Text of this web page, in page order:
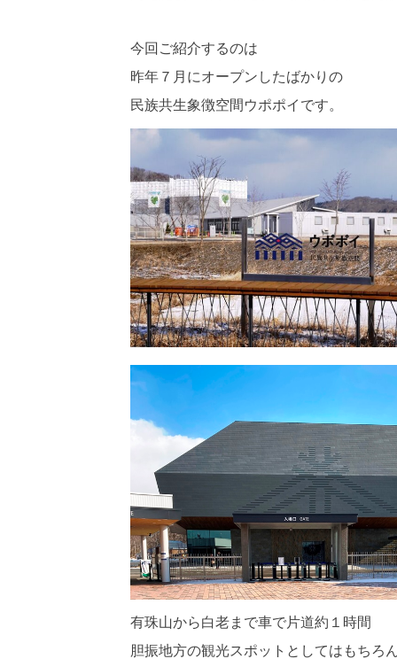
今回ご紹介するのは
昨年７月にオープンしたばかりの
民族共生象徴空間ウポポイです。
有珠山から白老まで車で片道約１時間
胆振地方の観光スポットとしてはもちろ